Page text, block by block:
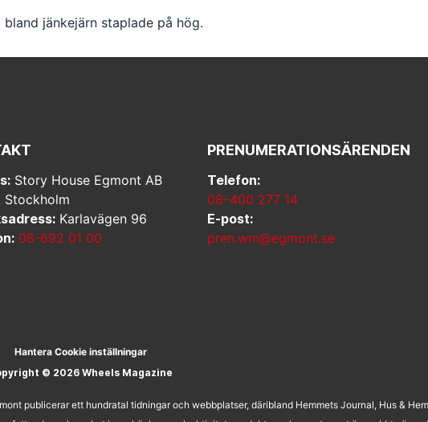
jänkejärn staplade på hög.
Story House Egmont AB
Stockholm
Karlavägen 96
08-692 01 00
PRENUMERATIONSÄRENDEN
Telefon:
08–400 277 14
E-post:
pren.wm@egmont.se
Hantera Cookie inställningar
© 2026 Wheels Magazine
publicerar ett hundratal tidningar och webbplatser, däribland Hemmets Journal, Hus &